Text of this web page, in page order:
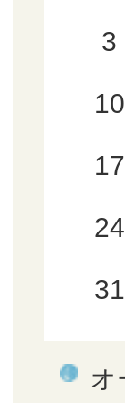
3
10
17
24
31
オ